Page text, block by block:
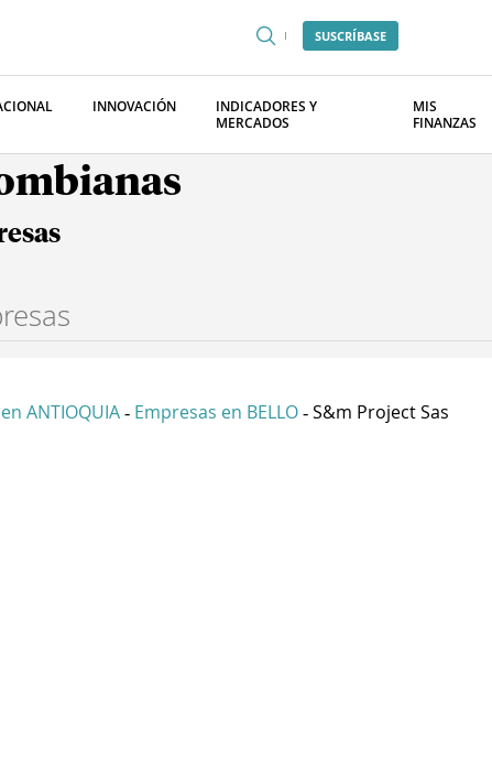
SUSCRÍBASE
INNOVACIÓN
INDICADORES Y
MERCADOS
MIS
FINANZAS
ANTIOQUIA - Empresas en BELLO - S&m Project Sas